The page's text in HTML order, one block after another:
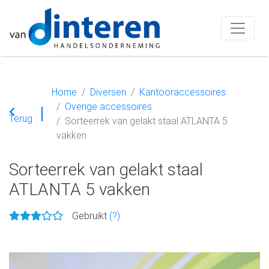
Terug
Home Diversen
Kantooraccessoires
Overige accessoires
Sorteerrek van gelakt staal ATLANTA 5
vakken
Sorteerrek van gelakt staal
ATLANTA 5 vakken
Gebruikt (?)